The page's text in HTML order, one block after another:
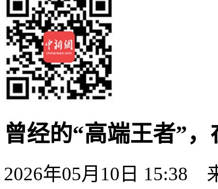
曾经的“高端王者”
2026年05月10日 15:38